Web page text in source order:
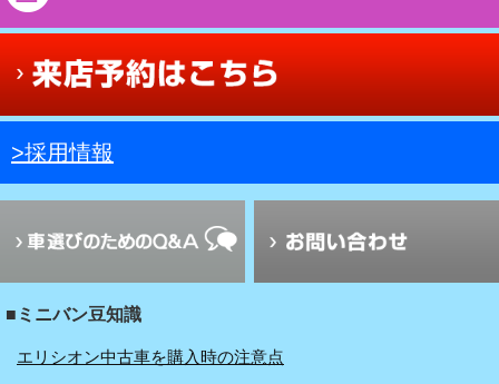
>採用情報
■ミニバン豆知識
エリシオン中古車を購入時の注意点